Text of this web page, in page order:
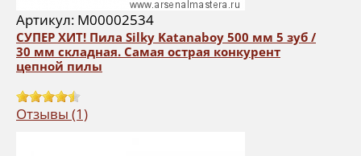
Артикул: М00002534
СУПЕР ХИТ! Пила Silky Katanaboy 500 мм 5 зуб /
30 мм складная. Самая острая конкурент
цепной пилы
Отзывы (1)